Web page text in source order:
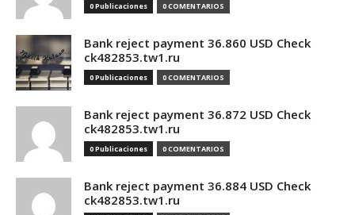
0 Publicaciones 0 COMENTARIOS
Bank reject payment 36.860 USD Check
ck482853.tw1.ru
0 Publicaciones 0 COMENTARIOS
Bank reject payment 36.872 USD Check
ck482853.tw1.ru
0 Publicaciones 0 COMENTARIOS
Bank reject payment 36.884 USD Check
ck482853.tw1.ru